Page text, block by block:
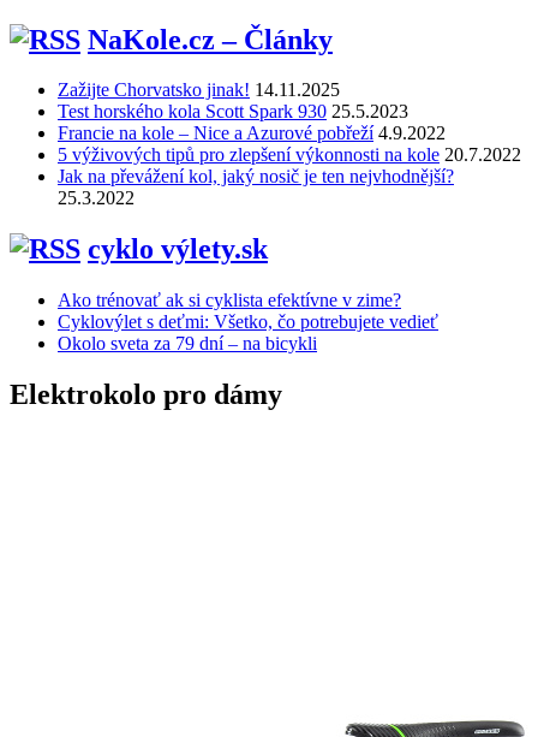
NaKole.cz – Články
Zažijte Chorvatsko jinak! 14.11.2025
Test horského kola Scott Spark 930 25.5.2023
Francie na kole – Nice a Azurové pobřeží 4.9.2022
5 výživových tipů pro zlepšení výkonnosti na kole 20.7.2022
Jak na převážení kol, jaký nosič je ten nejvhodnější?
25.3.2022
cyklo výlety.sk
Ako trénovať ak si cyklista efektívne v zime?
Cyklovýlet s deťmi: Všetko, čo potrebujete vedieť
Okolo sveta za 79 dní – na bicykli
Elektrokolo pro dámy